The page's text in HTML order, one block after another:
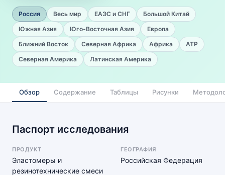
Россия Весь мир ЕАЭС и СНГ
Большой Китай
Южная Азия
Юго-Восточная Азия
Европа
Ближний Восток
Северная Африка Африка
АТР
Северная Америка
Латинская Америка
Обзор Содержание Таблицы Рисунки
Паспорт исследования
ПРОДУКТ
Эластомеры и
резинотехнические смеси
ГЕОГРАФИЯ
Российская Федерация